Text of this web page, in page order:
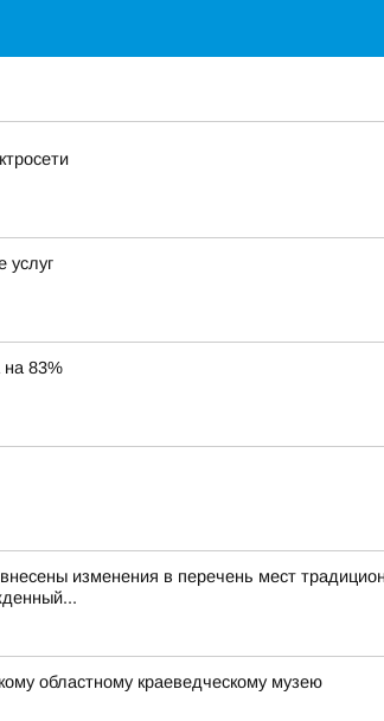
услуг
на 83%
изменения в перечень мест
областному краеведческому музею